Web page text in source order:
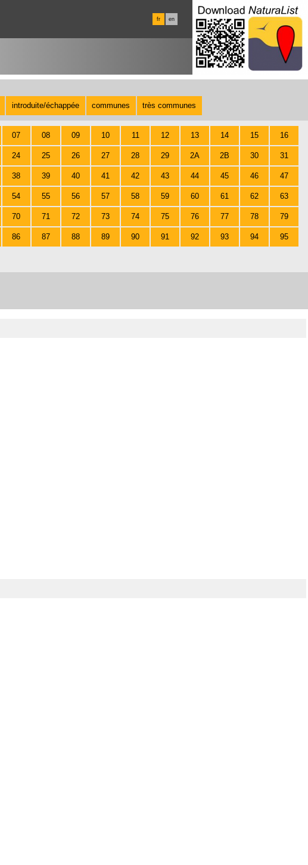
fr en
introduite/échappée communes très communes
07 08 09 10 11 12 13 14 15 16
24 25 26 27 28 29 2A 2B 30 31
38 39 40 41 42 43 44 45 46 47
54 55 56 57 58 59 60 61 62 63
70 71 72 73 74 75 76 77 78 79
86 87 88 89 90 91 92 93 94 95